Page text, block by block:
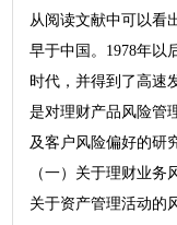
从阅读文献中可以看
早于中国。1978年以
时代，并得到了高速
是对理财产品风险管
及客户风险偏好的研
（一）关于理财业务
关于资产管理活动的